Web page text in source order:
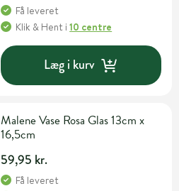
Få leveret
Klik & Hent i10 centre
Læg i kurv
Malene Vase Rosa Glas 13cm x
16,5cm
59,95 kr.
Få leveret